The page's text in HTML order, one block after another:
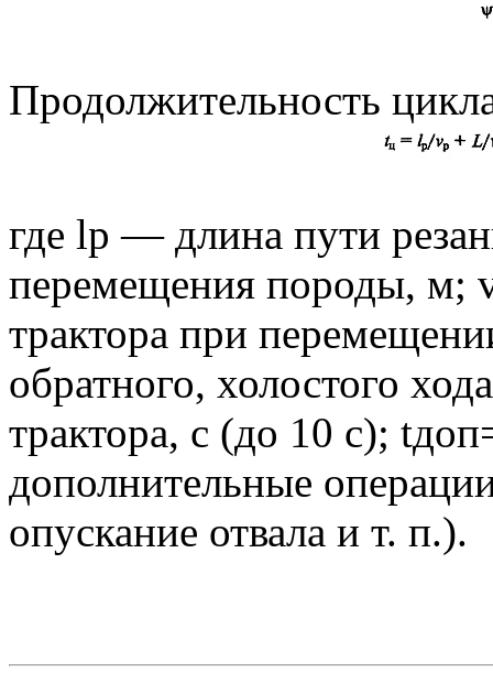
Продолжительность
где lр — длина пути
перемещения породы, м;
трактора при
обратного, холостого
трактора, с (до 10 с);
дополнительные
опускание отвала и т. п.).